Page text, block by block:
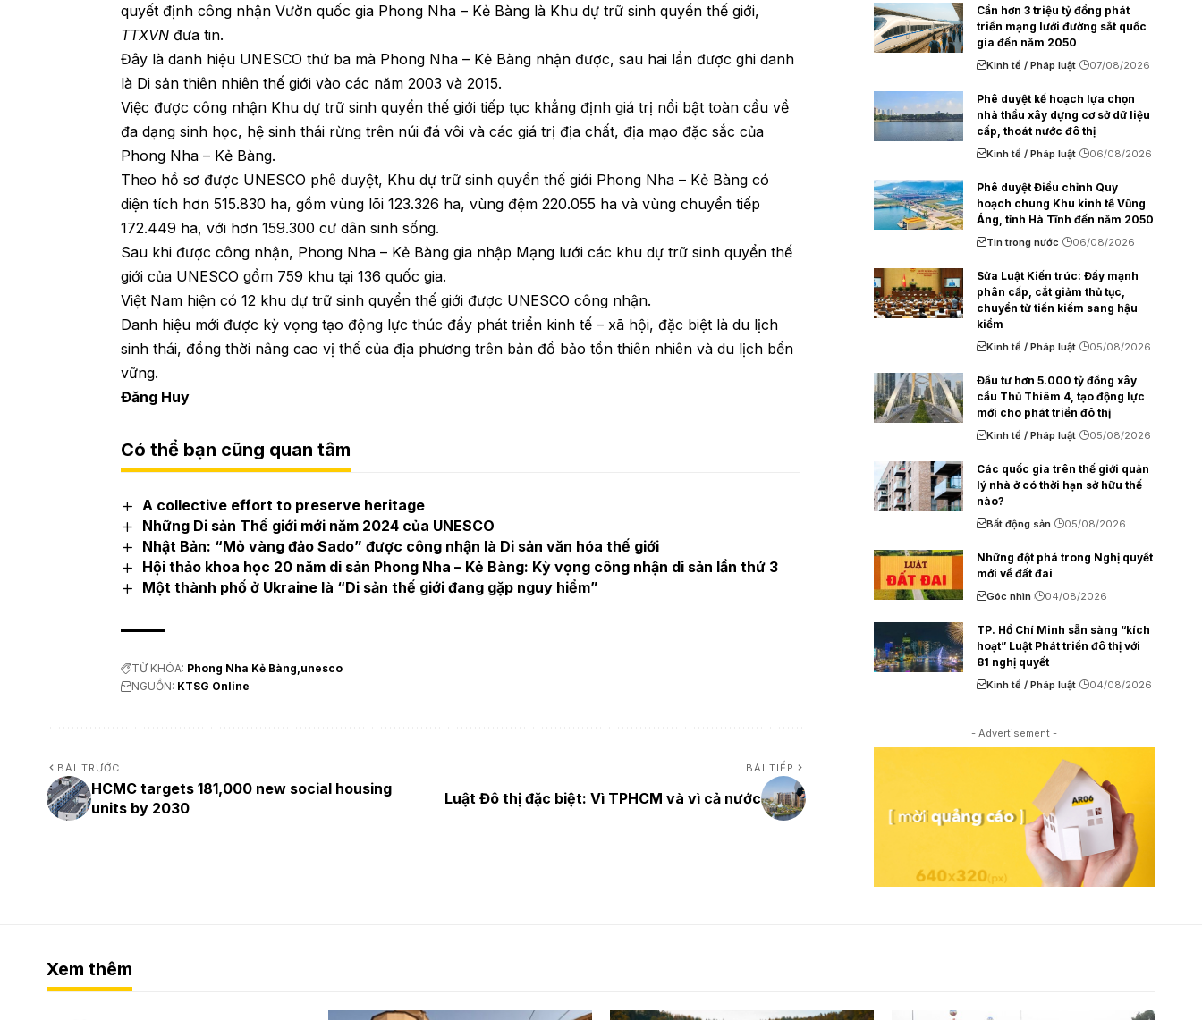
quyết định công nhận Vườn quốc gia Phong Nha – Kẻ Bàng là Khu dự trữ sinh quyển thế giới,
TTXVN đưa tin.
Đây là danh hiệu UNESCO thứ ba mà Phong Nha – Kẻ Bàng nhận được, sau hai lần được ghi danh
là Di sản thiên nhiên thế giới vào các năm 2003 và 2015.
Việc được công nhận Khu dự trữ sinh quyển thế giới tiếp tục khẳng định giá trị nổi bật toàn cầu về
đa dạng sinh học, hệ sinh thái rừng trên núi đá vôi và các giá trị địa chất, địa mạo đặc sắc của
Phong Nha – Kẻ Bàng.
Theo hồ sơ được UNESCO phê duyệt, Khu dự trữ sinh quyển thế giới Phong Nha – Kẻ Bàng có
diện tích hơn 515.830 ha, gồm vùng lõi 123.326 ha, vùng đệm 220.055 ha và vùng chuyển tiếp
172.449 ha, với hơn 159.300 cư dân sinh sống.
Sau khi được công nhận, Phong Nha – Kẻ Bàng gia nhập Mạng lưới các khu dự trữ sinh quyển thế
giới của UNESCO gồm 759 khu tại 136 quốc gia.
Việt Nam hiện có 12 khu dự trữ sinh quyển thế giới được UNESCO công nhận.
Danh hiệu mới được kỳ vọng tạo động lực thúc đẩy phát triển kinh tế – xã hội, đặc biệt là du lịch
sinh thái, đồng thời nâng cao vị thế của địa phương trên bản đồ bảo tồn thiên nhiên và du lịch bền
vững.
Đăng Huy
Có thể bạn cũng quan tâm
A collective effort to preserve heritage
Những Di sản Thế giới mới năm 2024 của UNESCO
Nhật Bản: “Mỏ vàng đảo Sado” được công nhận là Di sản văn hóa thế giới
Hội thảo khoa học 20 năm di sản Phong Nha – Kẻ Bàng: Kỳ vọng công nhận di sản lần thứ 3
Một thành phố ở Ukraine là “Di sản thế giới đang gặp nguy hiểm”
TỪ KHÓA: Phong Nha Kẻ Bàng unesco
NGUỒN: KTSG Online
BÀI TRƯỚC
HCMC targets 181,000 new social housing
units by 2030
BÀI TIẾP
Luật Đô thị đặc biệt: Vì TPHCM và vì cả nước
Cần hơn 3 triệu tỷ đồng phát
triển mạng lưới đường sắt quốc
gia đến năm 2050
Kinh tế / Pháp luật 07/08/2026
Phê duyệt kế hoạch lựa chọn
nhà thầu xây dựng cơ sở dữ liệu
cấp, thoát nước đô thị
Kinh tế / Pháp luật 06/08/2026
Phê duyệt Điều chỉnh Quy
hoạch chung Khu kinh tế Vũng
Áng, tỉnh Hà Tĩnh đến năm 2050
Tin trong nước 06/08/2026
Sửa Luật Kiến trúc: Đẩy mạnh
phân cấp, cắt giảm thủ tục,
chuyển từ tiền kiểm sang hậu
kiểm
Kinh tế / Pháp luật 05/08/2026
Đầu tư hơn 5.000 tỷ đồng xây
cầu Thủ Thiêm 4, tạo động lực
mới cho phát triển đô thị
Kinh tế / Pháp luật 05/08/2026
Các quốc gia trên thế giới quản
lý nhà ở có thời hạn sở hữu thế
nào?
Bất động sản 05/08/2026
Những đột phá trong Nghị quyết
mới về đất đai
Góc nhìn 04/08/2026
TP. Hồ Chí Minh sẵn sàng “kích
hoạt” Luật Phát triển đô thị với
81 nghị quyết
Kinh tế / Pháp luật 04/08/2026
- Advertisement -
Xem thêm